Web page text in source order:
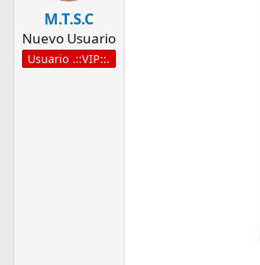
n
i
M.T.S.C
Nuevo Usuario
Usuario .::VIP::.